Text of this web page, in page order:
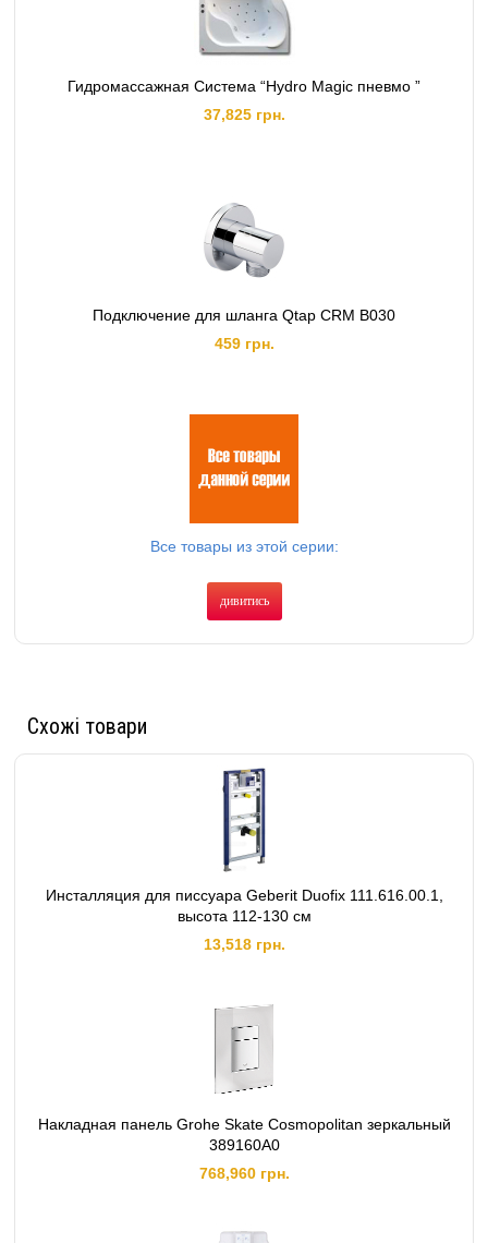
Гидромассажная Система “Hydro Magic пневмо ”
37,825 грн.
Подключение для шланга Qtap CRM B030
459 грн.
Все товары из этой серии:
дивитись
Схожі товари
Инсталляция для писсуара Geberit Duofix 111.616.00.1,
высота 112-130 см
13,518 грн.
Накладная панель Grohe Skate Cosmopolitan зеркальный
389160A0
768,960 грн.